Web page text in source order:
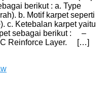
berikut : a. Type
b. Motif karpet seperti
c. Ketebalan karpet yaitu
sebagai berikut : –
Reinforce Layer. […]